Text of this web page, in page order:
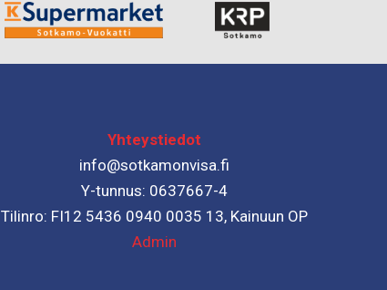
Yhteystiedot
info@sotkamonvisa.fi
Y-tunnus: 0637667-4
Tilinro: FI12 5436 0940 0035 13, Kainuun OP
Admin